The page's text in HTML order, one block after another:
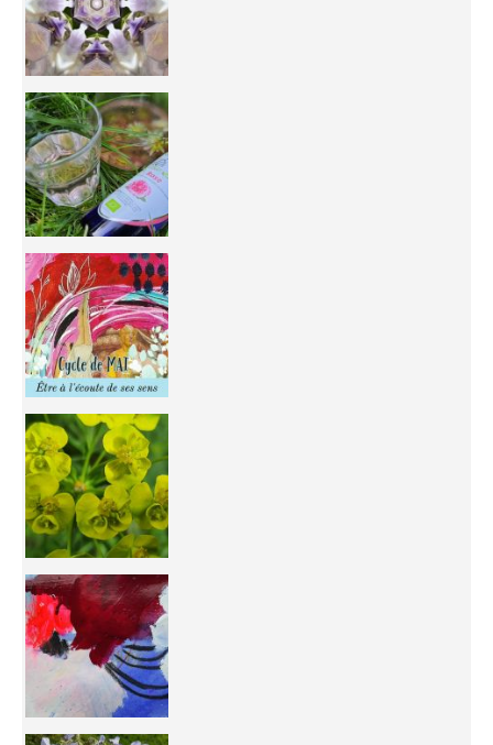
Inhabit your body and understand its
You're
50/50 OR 100/100 ? The day after Ascension, w